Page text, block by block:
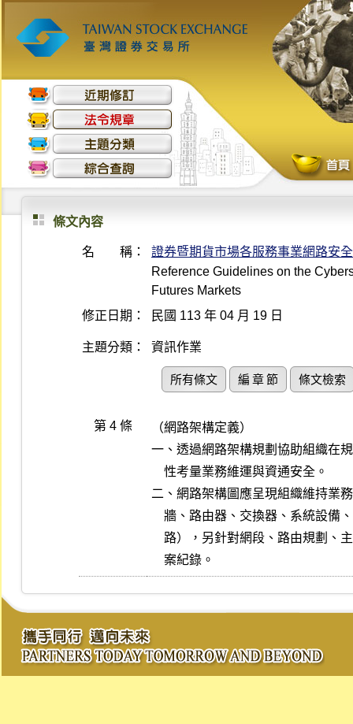
條文內容
名 稱：
證券暨期貨市場各服務事業網路安
Reference Guidelines on the
Futures Markets
修正日期：
民國 113 年 04 月 19 日
主題分類： 資訊作業
所有條文 編 章 節 條文檢索
第 4 條
（網路架構定義）
一、透過網路架構規劃協助組織在
二、網路架構圖應呈現組織維持業
    案紀錄。